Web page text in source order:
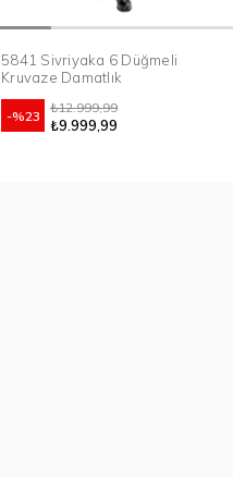
5841 Sivriyaka 6 Düğmeli
Kruvaze Damatlık
%23
₺9.999,99
₺12.999,99